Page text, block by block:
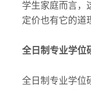
学生家庭而言，
定价也有它的道
全日制专业学位
全日制专业学位